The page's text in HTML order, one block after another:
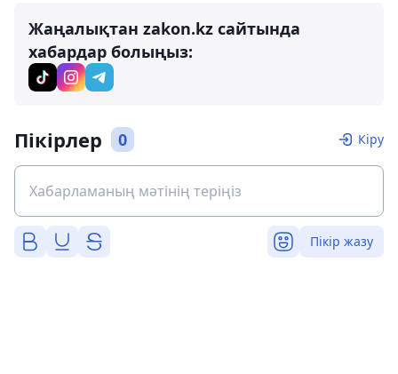
Жаңалықтан zakon.kz сайтында
хабардар болыңыз:
Пікірлер 0 Кіру
Пікір жазу